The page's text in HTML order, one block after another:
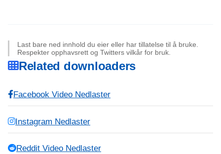
Last bare ned innhold du eier eller har tillatelse til å bruke.
Respekter opphavsrett og Twitters vilkår for bruk.
Related downloaders
Facebook Video Nedlaster
Instagram Nedlaster
Reddit Video Nedlaster